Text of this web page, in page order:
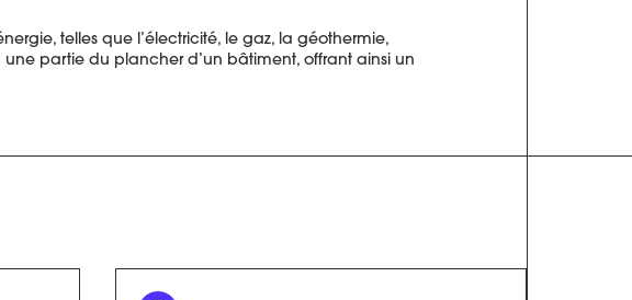
telles que l’électricité, le gaz, la géothermie,
partie du plancher d’un bâtiment, offrant ainsi un